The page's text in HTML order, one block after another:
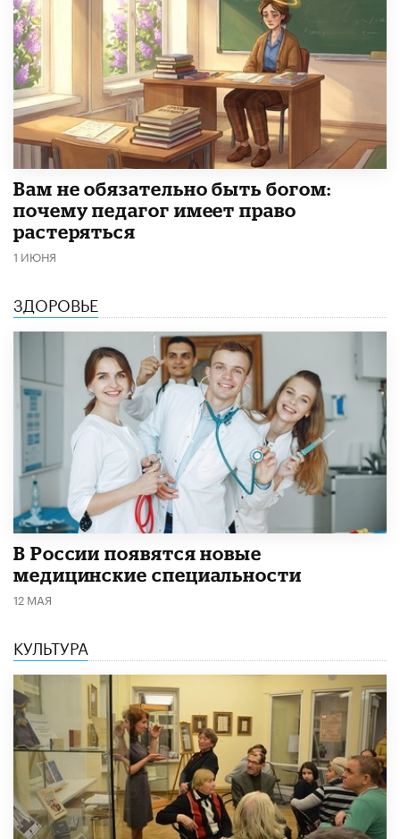
​Вам не обязательно быть богом:
почему педагог имеет право
растеряться
1 ИЮНЯ
ЗДОРОВЬЕ
В России появятся новые
медицинские специальности
12 МАЯ
КУЛЬТУРА